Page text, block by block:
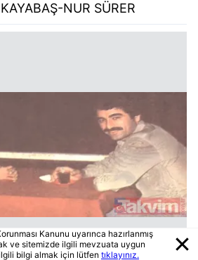
NUR SÜRER
Kanunu uyarınca hazırlanmış
ve sitemizde ilgili mevzuata uygun
bilgi almak için lütfen tıklayınız.